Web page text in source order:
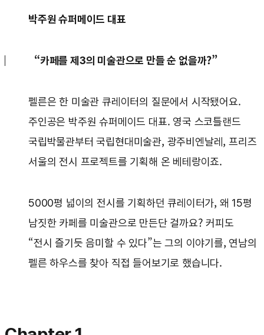
박주원 슈퍼메이드 대표
“카페를 제3의 미술관으로 만들 순 없을까?”
펠른은 한 미술관 큐레이터의 질문에서 시작됐어요.
주인공은 박주원 슈퍼메이드 대표. 영국 스코틀랜드
국립박물관부터 국립현대미술관, 광주비엔날레, 프리즈
서울의 전시 프로젝트를 기획해 온 베테랑이죠.
5000평 넓이의 전시를 기획하던 큐레이터가, 왜 15평
남짓한 카페를 미술관으로 만든단 걸까요? 커피도
“전시 즐기듯 음미할 수 있다”는 그의 이야기를, 연남의
펠른 하우스를 찾아 직접 들어보기로 했습니다.